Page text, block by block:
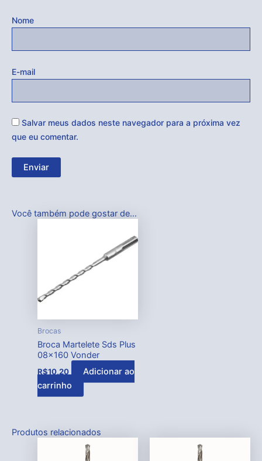
Nome
E-mail
Salvar meus dados neste navegador para a próxima vez
que eu comentar.
Você também pode gostar de…
Brocas
Broca Martelete Sds Plus
08×160 Vonder
R$10,20
Adicionar ao
carrinho
Produtos relacionados